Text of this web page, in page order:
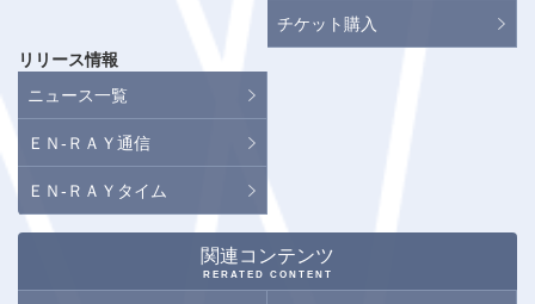
チケット購入
リリース情報
ニュース一覧
ＥＮ-ＲＡＹ通信
ＥＮ-ＲＡＹタイム
関連コンテンツ
RERATED CONTENT